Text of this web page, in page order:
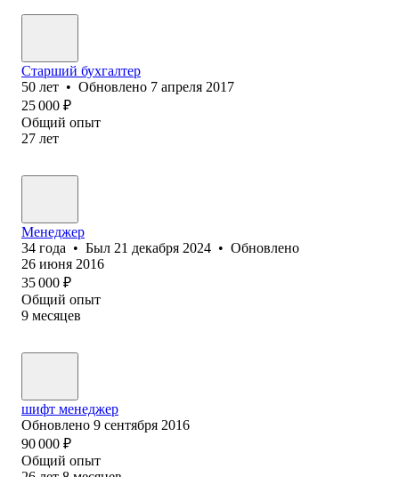
Старший бухгалтер
50 лет • Обновлено 7 апреля 2017
25 000 ₽
Общий опыт
27 лет
Менеджер
34 года • Был 21 декабря 2024 • Обновлено
26 июня 2016
35 000 ₽
Общий опыт
9 месяцев
шифт менеджер
Обновлено 9 сентября 2016
90 000 ₽
Общий опыт